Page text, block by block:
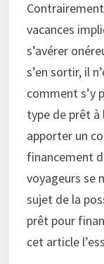
vacances
s’avérer
s’en sortir, il
comment s’y
type de prêt
apporter un
financement
voyageurs se
sujet de la
prêt pour
cet article